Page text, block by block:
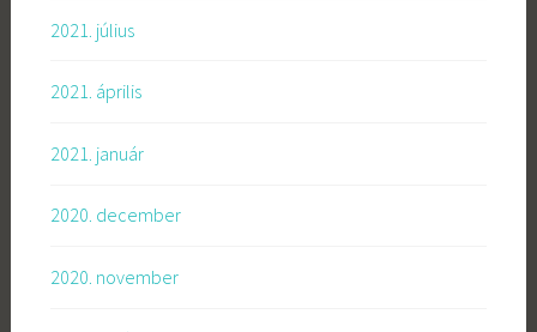
2021. július
2021. április
2021. január
2020. december
2020. november